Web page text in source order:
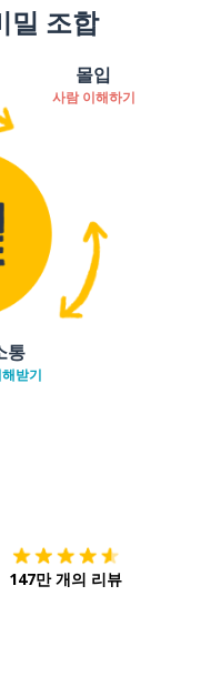
밀 조합
몰입
사람 이해하기
통
받기
147만 개의 리뷰